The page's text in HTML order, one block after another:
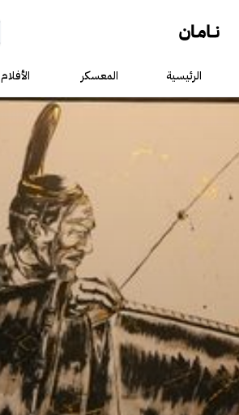
الرئيسية المعسكر الأفلام